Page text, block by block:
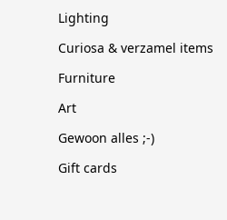
Lighting
Curiosa & verzamel items
Furniture
Art
Gewoon alles ;-)
Gift cards